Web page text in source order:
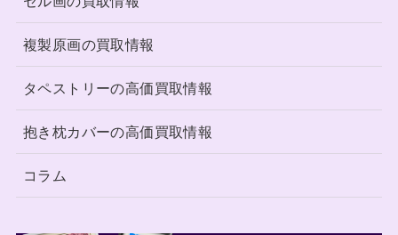
複製原画の買取情報
タペストリーの高価買取情報
抱き枕カバーの高価買取情報
コラム